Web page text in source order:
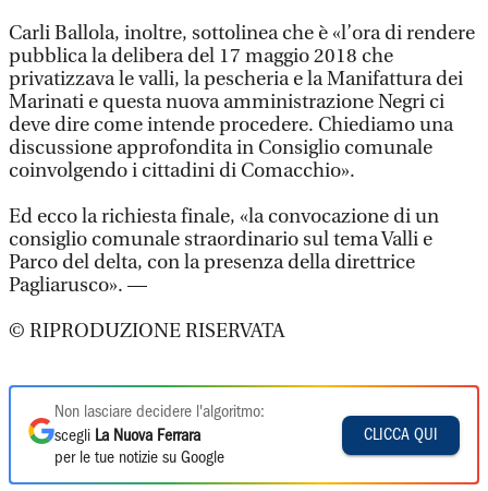
Carli Ballola, inoltre, sottolinea che è «l’ora di rendere
pubblica la delibera del 17 maggio 2018 che
privatizzava le valli, la pescheria e la Manifattura dei
Marinati e questa nuova amministrazione Negri ci
deve dire come intende procedere. Chiediamo una
discussione approfondita in Consiglio comunale
coinvolgendo i cittadini di Comacchio».
Ed ecco la richiesta finale, «la convocazione di un
consiglio comunale straordinario sul tema Valli e
Parco del delta, con la presenza della direttrice
Pagliarusco». —
© RIPRODUZIONE RISERVATA
Non lasciare decidere l'algoritmo:
scegli La Nuova Ferrara
per le tue notizie su Google
CLICCA QUI